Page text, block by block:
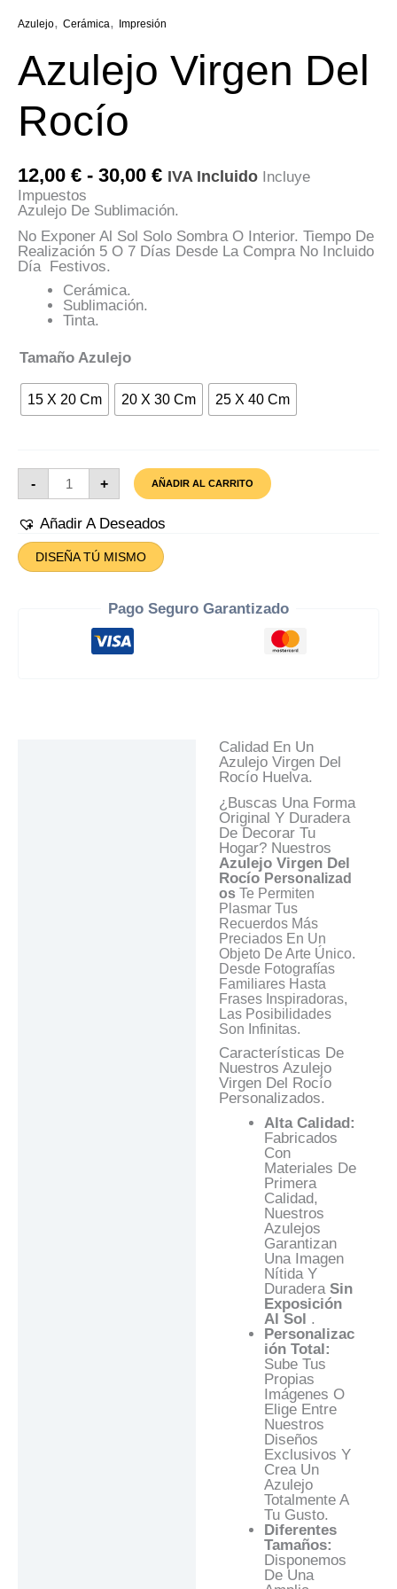
Azulejo, Cerámica, Impresión
Azulejo Virgen Del
Rocío
12,00 € - 30,00 €Rango
De
Precios:
Desde
12,00 €
Hasta
IVA Incluido Incluye
Impuestos
Azulejo De Sublimación.
No Exponer Al Sol Solo Sombra O Interior. Tiempo De
Realización 5 O 7 Días Desde La Compra No Incluido
Día Festivos.
Cerámica.
Sublimación.
Tinta.
Tamaño Azulejo
15 X 20 Cm 20 X 30 Cm 25 X 40 Cm
-
Azulejo
Virgen
Rocío
+ AÑADIR AL CARRITO
Añadir A Deseados
DISEÑA TÚ MISMO
Pago Seguro Garantizado
Calidad En Un
Azulejo Virgen Del
Rocío Huelva.
¿Buscas Una Forma
Original Y Duradera
De Decorar Tu
Hogar? Nuestros
Azulejo Virgen Del
Rocío Personalizad
Os Te Permiten
Plasmar Tus
Recuerdos Más
Preciados En Un
Objeto De Arte Único.
Desde Fotografías
Familiares Hasta
Frases Inspiradoras,
Las Posibilidades
Son Infinitas.
Características De
Nuestros Azulejo
Virgen Del Rocío
Personalizados.
Alta Calidad:
Fabricados
Con
Materiales De
Primera
Calidad,
Nuestros
Azulejos
Garantizan
Una Imagen
Nítida Y
Duradera Sin
Exposición
Al Sol .
Personalizac
Ión Total:
Sube Tus
Propias
Imágenes O
Elige Entre
Nuestros
Diseños
Exclusivos Y
Crea Un
Azulejo
Totalmente A
Tu Gusto.
Diferentes
Tamaños:
Disponemos
De Una